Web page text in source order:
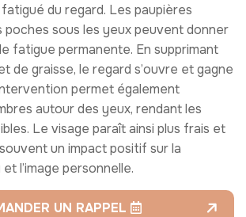
du regard. Les paupières
sous les yeux peuvent donner
fatigue permanente. En supprimant
de graisse, le regard s’ouvre et gagne
permet également
autour des yeux, rendant les
Le visage paraît ainsi plus frais et
un impact positif sur la
l’image personnelle.
UN RAPPEL